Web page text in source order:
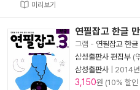
미리보기
연필잡고 한글
그램 - 연필잡고 한글
삼성출판사 편집부 (
삼성출판사
2014
3,150원 (10% 할